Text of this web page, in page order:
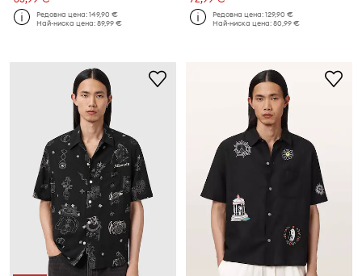
Редовна цена:149,90 €
Най-ниска цена:89,99 €
Редовна цена:129,90 €
Най-ниска цена:80,99 €